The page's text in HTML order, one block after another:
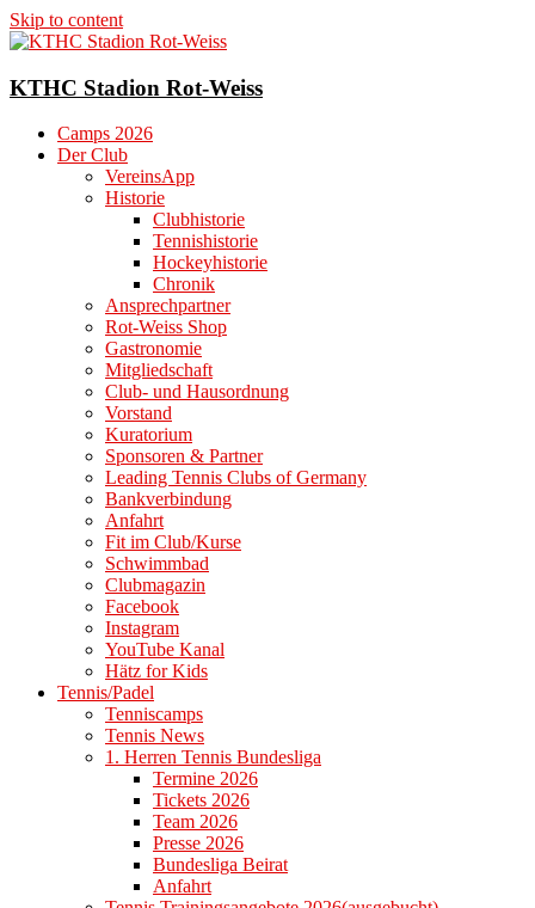
Skip to content
KTHC Stadion Rot-Weiss
Camps 2026
Der Club
VereinsApp
Historie
Clubhistorie
Tennishistorie
Hockeyhistorie
Chronik
Ansprechpartner
Rot-Weiss Shop
Gastronomie
Mitgliedschaft
Club- und Hausordnung
Vorstand
Kuratorium
Sponsoren & Partner
Leading Tennis Clubs of Germany
Bankverbindung
Anfahrt
Fit im Club/Kurse
Schwimmbad
Clubmagazin
Facebook
Instagram
YouTube Kanal
Hätz for Kids
Tennis/Padel
Tenniscamps
Tennis News
1. Herren Tennis Bundesliga
Termine 2026
Tickets 2026
Team 2026
Presse 2026
Bundesliga Beirat
Anfahrt